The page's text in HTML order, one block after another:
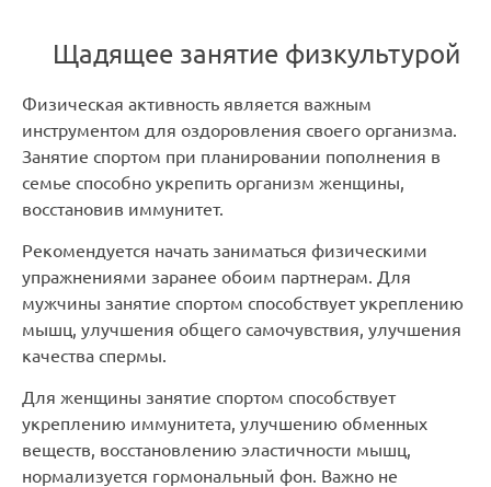
Щадящее занятие физкультурой
Физическая активность является важным
инструментом для оздоровления своего организма.
Занятие спортом при планировании пополнения в
семье способно укрепить организм женщины,
восстановив иммунитет.
Рекомендуется начать заниматься физическими
упражнениями заранее обоим партнерам. Для
мужчины занятие спортом способствует укреплению
мышц, улучшения общего самочувствия, улучшения
качества спермы.
Для женщины занятие спортом способствует
укреплению иммунитета, улучшению обменных
веществ, восстановлению эластичности мышц,
нормализуется гормональный фон. Важно не